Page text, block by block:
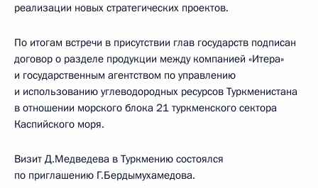
реализации новых стратегических проектов.
По итогам встречи в присутствии глав государств подписан
договор о разделе продукции между компанией «Итера»
и государственным агентством по управлению
и использованию углеводородных ресурсов Туркменистана
в отношении морского блока 21 туркменского сектора
Каспийского моря.
Визит Д.Медведева в Туркмению состоялся
по приглашению Г.Бердымухамедова.